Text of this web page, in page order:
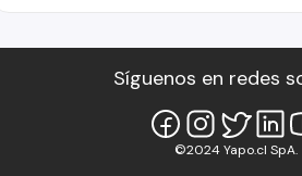
Síguenos en redes
©2024 Yapo.cl SpA.